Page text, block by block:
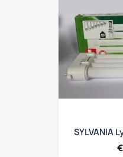
SYLVANIA